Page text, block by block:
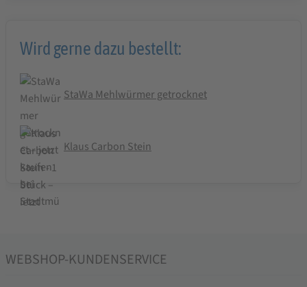
Wird gerne dazu bestellt:
StaWa Mehlwürmer getrocknet
Klaus Carbon Stein
WEBSHOP-KUNDENSERVICE